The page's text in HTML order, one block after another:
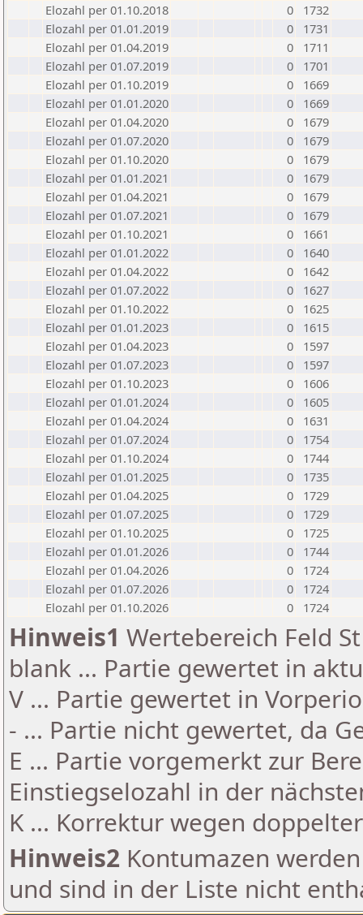
Elozahl per 01.10.2018
0
1732
Elozahl per 01.01.2019
0
1731
Elozahl per 01.04.2019
0
1711
Elozahl per 01.07.2019
0
1701
Elozahl per 01.10.2019
0
1669
Elozahl per 01.01.2020
0
1669
Elozahl per 01.04.2020
0
1679
Elozahl per 01.07.2020
0
1679
Elozahl per 01.10.2020
0
1679
Elozahl per 01.01.2021
0
1679
Elozahl per 01.04.2021
0
1679
Elozahl per 01.07.2021
0
1679
Elozahl per 01.10.2021
0
1661
Elozahl per 01.01.2022
0
1640
Elozahl per 01.04.2022
0
1642
Elozahl per 01.07.2022
0
1627
Elozahl per 01.10.2022
0
1625
Elozahl per 01.01.2023
0
1615
Elozahl per 01.04.2023
0
1597
Elozahl per 01.07.2023
0
1597
Elozahl per 01.10.2023
0
1606
Elozahl per 01.01.2024
0
1605
Elozahl per 01.04.2024
0
1631
Elozahl per 01.07.2024
0
1754
Elozahl per 01.10.2024
0
1744
Elozahl per 01.01.2025
0
1735
Elozahl per 01.04.2025
0
1729
Elozahl per 01.07.2025
0
1729
Elozahl per 01.10.2025
0
1725
Elozahl per 01.01.2026
0
1744
Elozahl per 01.04.2026
0
1724
Elozahl per 01.07.2026
0
1724
Elozahl per 01.10.2026
0 1724
Hinweis1 Wertebereich Feld
blank ... Partie gewertet in
V ... Partie gewertet in
- ... Partie nicht gewertet, da
E ... Partie vorgemerkt zur
Einstiegselozahl in der
K ... Korrektur wegen
Hinweis2 Kontumazen
und sind in der Liste nicht